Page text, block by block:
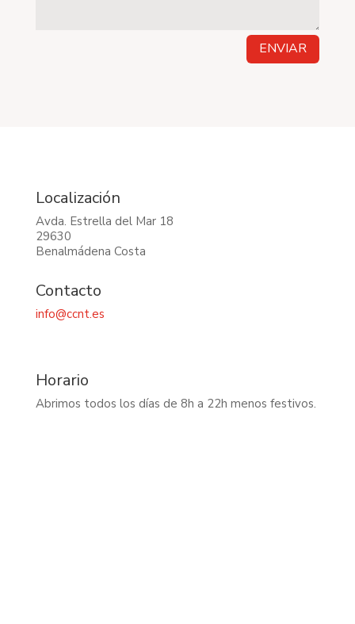
ENVIAR
Localización
Avda. Estrella del Mar 18
29630
Benalmádena Costa
Contacto
info@ccnt.es
Horario
Abrimos todos los días de 8h a 22h menos festivos.